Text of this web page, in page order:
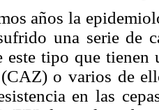
años la
una serie de
este tipo que
o varios de
en las